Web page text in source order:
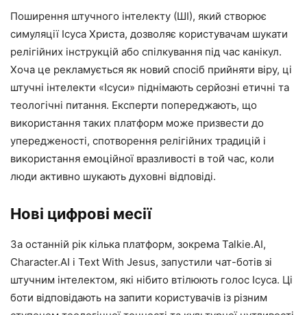
Поширення штучного інтелекту (ШІ), який створює
симуляції Ісуса Христа, дозволяє користувачам шукати
релігійних інструкцій або спілкування під час канікул.
Хоча це рекламується як новий спосіб прийняти віру, ці
штучні інтелекти «Ісуси» піднімають серйозні етичні та
теологічні питання. Експерти попереджають, що
використання таких платформ може призвести до
упередженості, спотворення релігійних традицій і
використання емоційної вразливості в той час, коли
люди активно шукають духовні відповіді.
Нові цифрові месії
За останній рік кілька платформ, зокрема Talkie.AI,
Character.AI і Text With Jesus, запустили чат-ботів зі
штучним інтелектом, які нібито втілюють голос Ісуса. Ці
боти відповідають на запити користувачів із різним